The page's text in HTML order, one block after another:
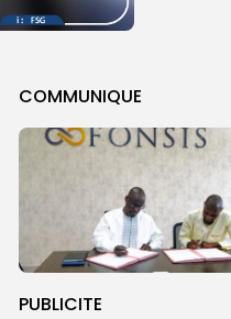
COMMUNIQUE
PUBLICITE